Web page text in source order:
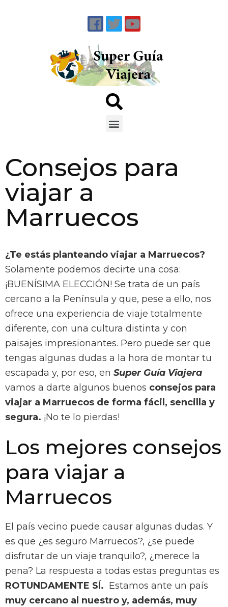
Consejos para
viajar a
Marruecos
¿Te estás planteando viajar a Marruecos?
Solamente podemos decirte una cosa:
¡BUENÍSIMA ELECCIÓN! Se trata de un país
cercano a la Península y que, pese a ello, nos
ofrece una experiencia de viaje totalmente
diferente, con una cultura distinta y con
paisajes impresionantes. Pero puede ser que
tengas algunas dudas a la hora de montar tu
escapada y, por eso, en Super Guía Viajera
vamos a darte algunos buenos consejos para
viajar a Marruecos de forma fácil, sencilla y
segura. ¡No te lo pierdas!
Los mejores consejos
para viajar a
Marruecos
El país vecino puede causar algunas dudas. Y
es que ¿es seguro Marruecos?, ¿se puede
disfrutar de un viaje tranquilo?, ¿merece la
pena? La respuesta a todas estas preguntas es
ROTUNDAMENTE SÍ. Estamos ante un país
muy cercano al nuestro y, además, muy